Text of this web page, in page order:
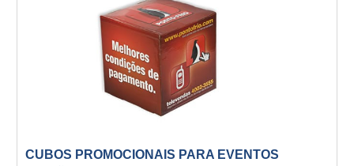
CUBOS PROMOCIONAIS PARA EVENTOS